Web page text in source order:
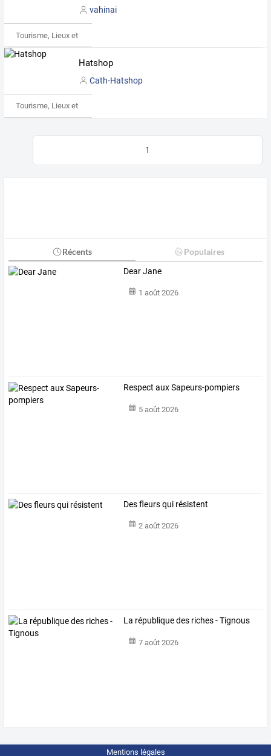
vahinai
Tourisme, Lieux et Événements
Hatshop
Cath-Hatshop
Tourisme, Lieux et Événements
1
Récents Populaires
Dear Jane
1 août 2026
Respect aux Sapeurs-pompiers
5 août 2026
Des fleurs qui résistent
2 août 2026
La république des riches - Tignous
7 août 2026
Mentions légales